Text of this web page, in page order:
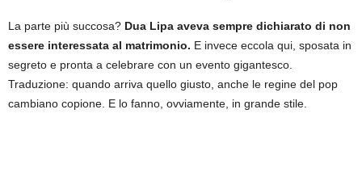
La parte più succosa? Dua Lipa aveva sempre dichiarato di non
essere interessata al matrimonio. E invece eccola qui, sposata in
segreto e pronta a celebrare con un evento gigantesco.
Traduzione: quando arriva quello giusto, anche le regine del pop
cambiano copione. E lo fanno, ovviamente, in grande stile.